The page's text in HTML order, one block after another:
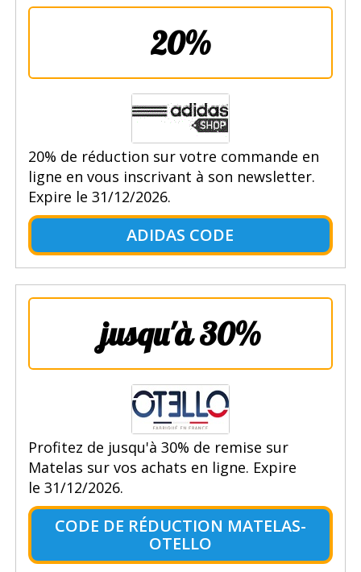
20%
20% de réduction sur votre commande en
ligne en vous inscrivant à son newsletter.
Expire le 31/12/2026.
ADIDAS CODE
jusqu'à 30%
Profitez de jusqu'à 30% de remise sur
Matelas sur vos achats en ligne. Expire
le 31/12/2026.
CODE DE RÉDUCTION MATELAS-
OTELLO